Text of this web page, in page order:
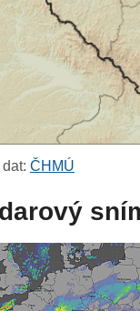
dat:ČHMÚ